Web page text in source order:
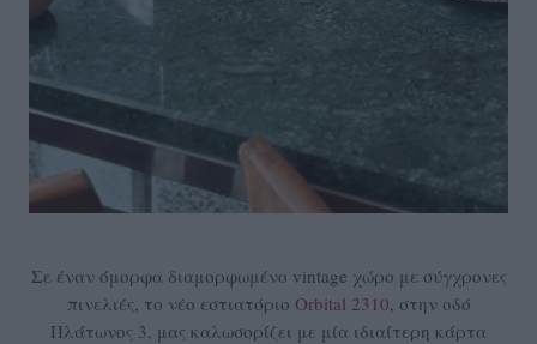
Σε έναν όμορφα διαμορφωμένο vintage χώρο με σύγχρονες
πινελιές, το νέο εστιατόριο Orbital 2310 , στην οδό
Πλάτωνος 3, μας καλωσορίζει με μία ιδιαίτερη κάρτα